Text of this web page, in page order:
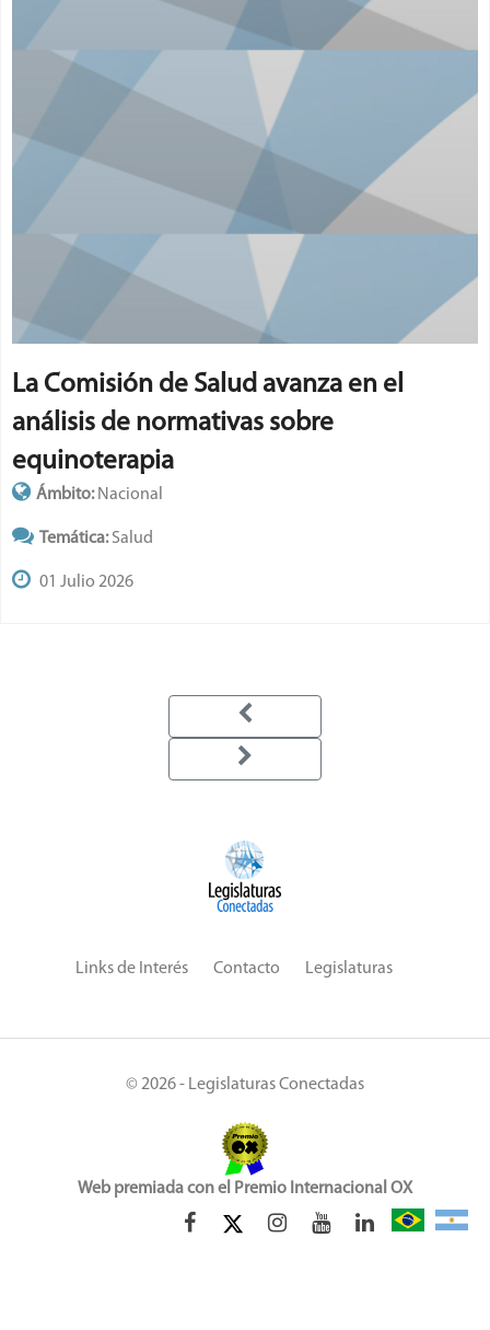
Aprobaron resoluciones y pedidos de
informe sobre temas sociales, culturales
y de gestión
Ámbito: Nacional
Temática:Sesión
24 Junio 2026
Links de Interés Contacto Legislaturas
© 2026 - Legislaturas Conectadas
Web premiada con el Premio Internacional OX